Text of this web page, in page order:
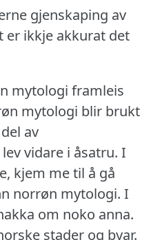
gjenskaping av
er ikkje akkurat det
mytologi framleis
mytologi blir brukt
av
vidare i åsatru. I
kjem me til å gå
norrøn mytologi. I
om noko anna.
stader og byar.